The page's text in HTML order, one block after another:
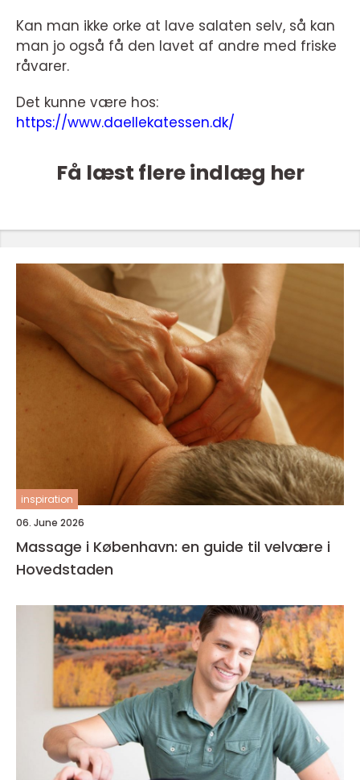
Kan man ikke orke at lave salaten selv, så kan
man jo også få den lavet af andre med friske
råvarer.
Det kunne være hos:
https://www.daellekatessen.dk/
Få læst flere indlæg her
inspiration
06. June 2026
Massage i København: en guide til velvære i
Hovedstaden